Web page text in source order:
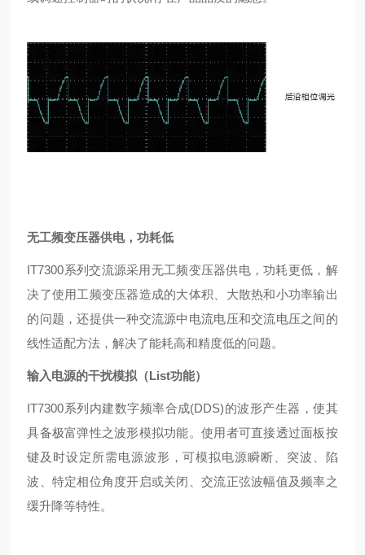
无工频变压器供电，功耗低
IT7300系列交流源采用无工频变压器供电，功耗更低，解
决了使用工频变压器造成的大体积、大散热和小功率输出
的问题，还提供一种交流源中电流电压和交流电压之间的
线性适配方法，解决了能耗高和精度低的问题。
输入电源的干扰模拟（List功能）
IT7300系列内建数字频率合成(DDS)的波形产生器，使其
具备极富弹性之波形模拟功能。使用者可直接透过面板按
键及时设定所需电源波形，可模拟电源瞬断、突波、陷
波、特定相位角度开启或关闭、交流正弦波幅值及频率之
缓升降等特性。